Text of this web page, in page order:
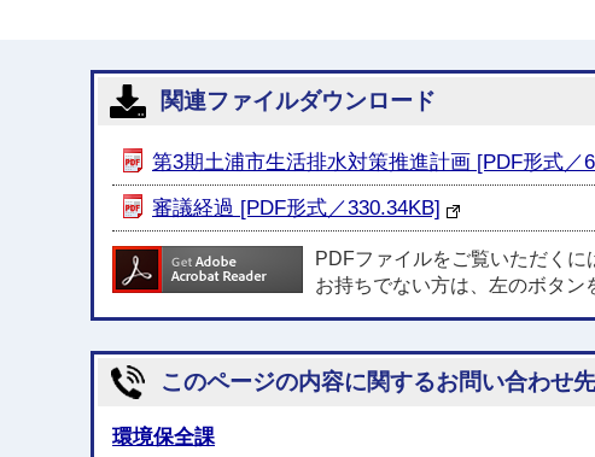
関連ファイルダウンロード
第3期土浦市生活排水対策推進計画 [PDF形式／
審議経過 [PDF形式／330.34KB]
PDFファイルをご覧いただくに
お持ちでない方は、左のボタン
このページの内容に関するお問い合わせ先
環境保全課